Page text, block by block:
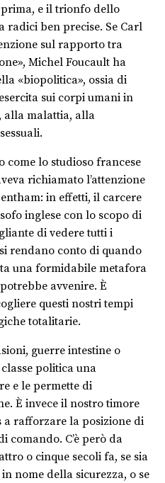
prima, e il trionfo dello
radici ben precise. Se Carl
sul rapporto tra
Michel Foucault ha
«biopolitica», ossia di
sui corpi umani in
alla malattia, alla
come lo studioso francese
richiamato l’attenzione
in effetti, il carcere
inglese con lo scopo di
di vedere tutti i
rendano conto di quando
una formidabile metafora
avvenire. È
questi nostri tempi
totalitarie.
guerre intestine o
politica una
e le permette di
È invece il nostro timore
a rafforzare la posizione di
comando. C’è però da
o cinque secoli fa, se sia
nome della sicurezza, o se